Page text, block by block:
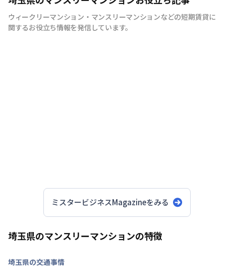
能。新幹線利用にも便利で、出張や短期赴任の
方にも人気です。
川口・蕨エリア：都内に隣接し、池袋・新宿方
ウィークリーマンション・マンスリーマンションなどの短期賃貸に
関するお役立ち情報を発信しています。
ミスタービジネスMagazineをみる
埼玉県のマンスリーマンションの特徴
埼玉県の交通事情